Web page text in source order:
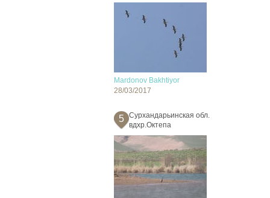
Mardonov Bakhtiyor
28/03/2017
5
Сурхандарьинская обл.
вдхр.Октепа